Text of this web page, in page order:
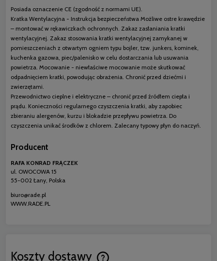
Posiada oznaczenie CE (zgodność z normami UE).
Kratka Wentylacyjna - Instrukcja bezpieczeństwa Możliwe ostre krawędzie
– montować w rękawiczkach ochronnych. Zakaz zasłaniania kratki
wentylacyjnej. Zakaz stosowania kratki wentylacyjnej zamykanej w
pomieszczeniach z otwartym ogniem typu bojler, tzw. junkers, kominek,
kuchenka gazowa, piec/palenisko w celu dostarczania lub usuwania
powietrza. Mocowanie - niewłaściwe mocowanie może skutkować
odpadnięciem kratki, powodując obrażenia. Chronić przed dziećmi i
zwierzętami.
Przewodnictwo cieplne i elektryczne – chronić przed źródłem ciepła i
prądu. Konieczności regularnego czyszczenia kratki, aby zapobiec
zbieraniu alergenów, kurzu i blokadzie przepływu powietrza. Do
czyszczenia unikać środków z chlorem. Zalecany typowy płyn do naczyń.
Producent
RAFA KONRAD FRĄCZEK
ul. OWOCOWA 15
55-002 Łany, Polska
biuro@rade.pl
WWW.RADE.PL
Koszty dostawy